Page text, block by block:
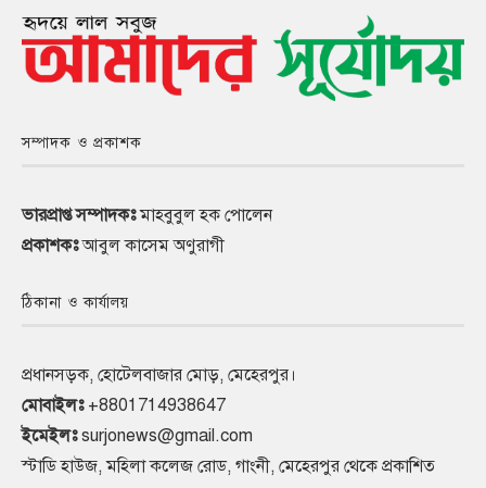
সম্পাদক ও প্রকাশক
ভারপ্রাপ্ত সম্পাদকঃমাহবুবুল হক পোলেন
প্রকাশকঃআবুল কাসেম অণুরাগী
ঠিকানা ও কার্যালয়
প্রধানসড়ক, হোটেলবাজার মোড়, মেহেরপুর।
মোবাইলঃ +8801714938647
ইমেইলঃ surjonews@gmail.com
স্টাডি হাউজ, মহিলা কলেজ রোড, গাংনী, মেহেরপুর থেকে প্রকাশিত